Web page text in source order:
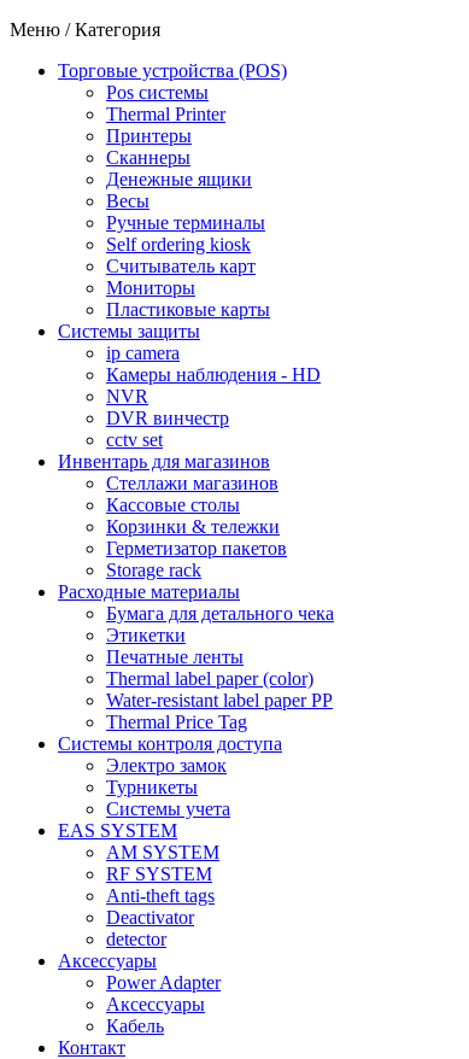
Меню / Категория
Торговые устройства (POS)
Pos системы
Thermal Printer
Принтеры
Сканнеры
Денежные ящики
Весы
Ручные терминалы
Self ordering kiosk
Считыватель карт
Мониторы
Пластиковые карты
Cистемы защиты
ip camera
Камеры наблюдения - HD
NVR
DVR винчестр
cctv set
Инвентарь для магазинов
Стеллажи магазинов
Кассовые столы
Корзинки & тележки
Герметизатор пакетов
Storage rack
Расходные материалы
Бумага для детального чека
Этикетки
Печатные ленты
Thermal label paper (color)
Water-resistant label paper PP
Thermal Price Tag
Системы контроля доступа
Электро замок
Турникеты
Cистемы учета
EAS SYSTEM
AM SYSTEM
RF SYSTEM
Anti-theft tags
Deactivator
detector
Аксессуары
Power Adapter
Аксессуары
Кабель
Контакт